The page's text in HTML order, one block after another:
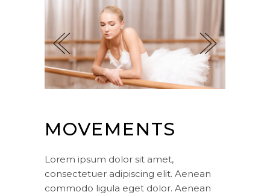
MOVEMENTS
Lorem ipsum dolor sit amet,
consectetuer adipiscing elit. Aenean
commodo ligula eget dolor. Aenean